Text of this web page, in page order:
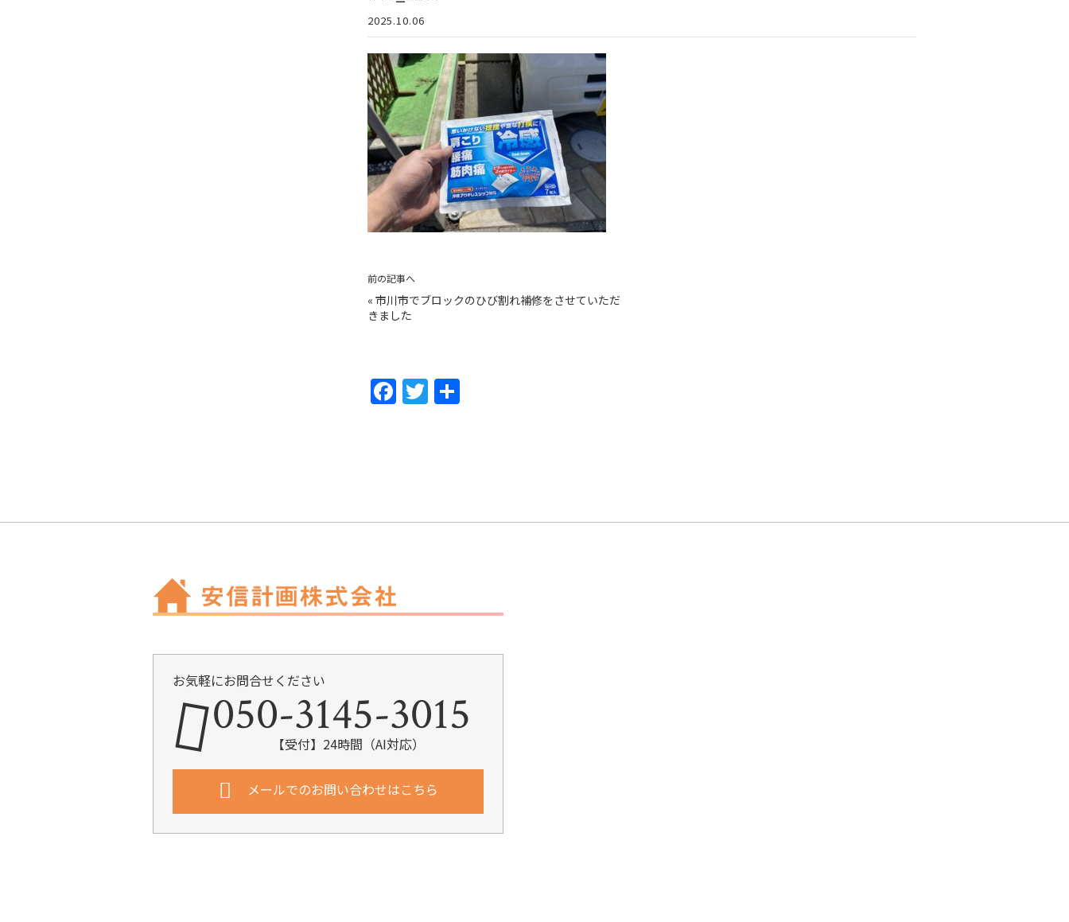
2025.10.06
前の記事へ
« 市川市でブロックのひび割れ補修をさせていただ
きました
F
o
T
お気軽にお問合せください
050-3145-3015
【受付】24時間（AI対応）
メールでのお問い合わせはこちら